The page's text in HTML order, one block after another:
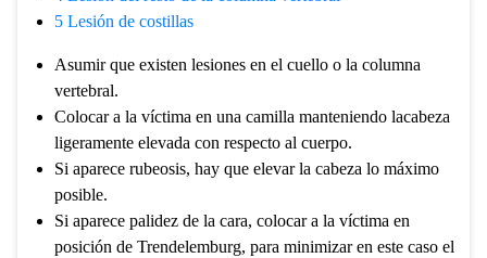
5Lesión de costillas
Asumir que existen lesiones en el cuello o la columna
vertebral.
Colocar a la víctima en una camilla manteniendo lacabeza
ligeramente elevada con respecto al cuerpo.
Si aparece rubeosis, hay que elevar la cabeza lo máximo
posible.
Si aparece palidez de la cara, colocar a la víctima en
posición de Trendelemburg, para minimizar en este caso el